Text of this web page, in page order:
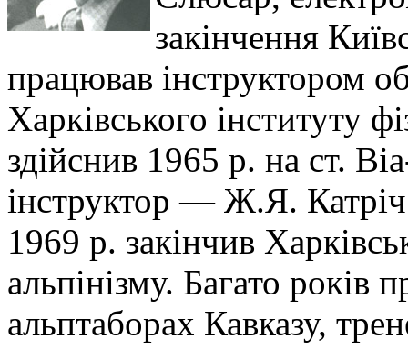
закінчення
працював інструктором
Харківського інституту
здійснив 1965 р. на ст.
інструктор — Ж.Я.
1969 р. закінчив
альпінізму. Багато років
альптаборах Кавказу,